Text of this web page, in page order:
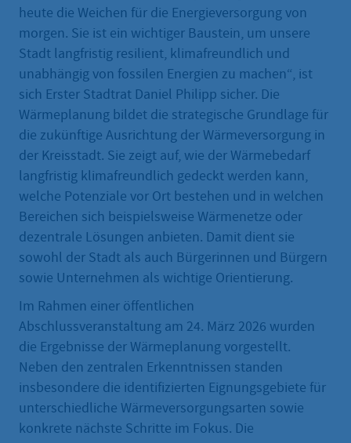
heute die Weichen für die Energieversorgung von
morgen. Sie ist ein wichtiger Baustein, um unsere
Stadt langfristig resilient, klimafreundlich und
unabhängig von fossilen Energien zu machen“, ist
sich Erster Stadtrat Daniel Philipp sicher. Die
Wärmeplanung bildet die strategische Grundlage für
die zukünftige Ausrichtung der Wärmeversorgung in
der Kreisstadt. Sie zeigt auf, wie der Wärmebedarf
langfristig klimafreundlich gedeckt werden kann,
welche Potenziale vor Ort bestehen und in welchen
Bereichen sich beispielsweise Wärmenetze oder
dezentrale Lösungen anbieten. Damit dient sie
sowohl der Stadt als auch Bürgerinnen und Bürgern
sowie Unternehmen als wichtige Orientierung.
Im Rahmen einer öffentlichen
Abschlussveranstaltung am 24. März 2026 wurden
die Ergebnisse der Wärmeplanung vorgestellt.
Neben den zentralen Erkenntnissen standen
insbesondere die identifizierten Eignungsgebiete für
unterschiedliche Wärmeversorgungsarten sowie
konkrete nächste Schritte im Fokus. Die